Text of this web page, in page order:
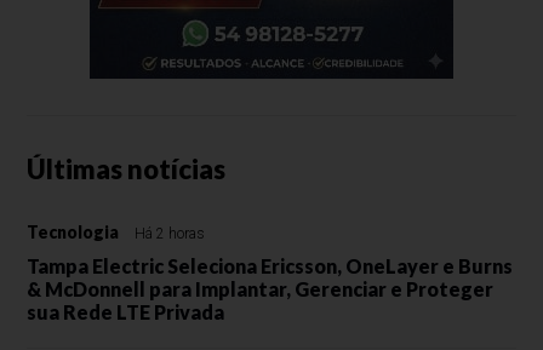
Últimas notícias
Tecnologia Há 2 horas
Tampa Electric Seleciona Ericsson, OneLayer e Burns
& McDonnell para Implantar, Gerenciar e Proteger
sua Rede LTE Privada